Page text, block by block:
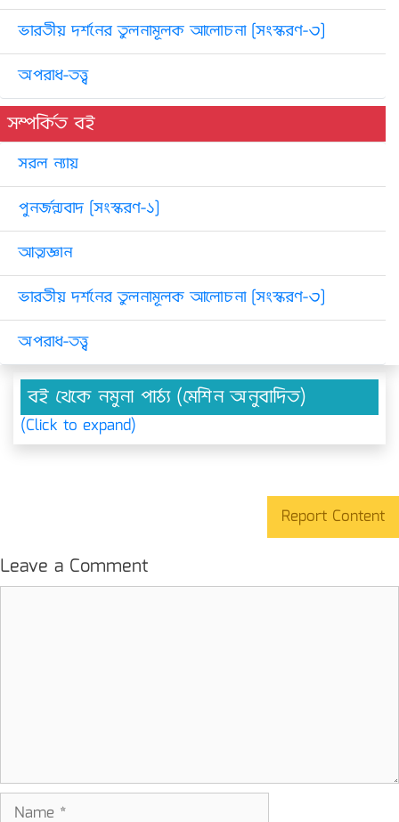
ভারতীয় দর্শনের তুলনামূলক আলোচনা [সংস্করণ-৩]
অপরাধ-তত্ত্ব
সম্পর্কিত বই
সরল ন্যায়
পুনর্জন্মবাদ [সংস্করণ-১]
আত্মজ্ঞান
ভারতীয় দর্শনের তুলনামূলক আলোচনা [সংস্করণ-৩]
অপরাধ-তত্ত্ব
বই থেকে নমুনা পাঠ্য (মেশিন অনুবাদিত)
(Click to expand)
Report Content
Leave a Comment
Name